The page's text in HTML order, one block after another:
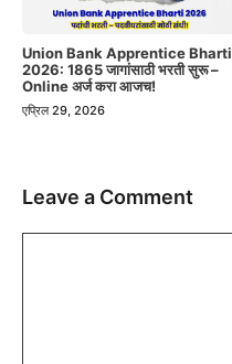
Union Bank Apprentice Bharti
2026: 1865 जागांसाठी भरती सुरू –
Online अर्ज करा आजच!
एप्रिल 29, 2026
Leave a Comment